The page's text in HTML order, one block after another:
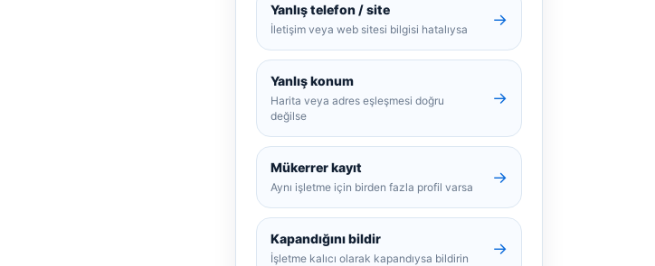
Yanlış telefon / site
İletişim veya web sitesi bilgisi hatalıysa
→
Yanlış konum
Harita veya adres eşleşmesi doğru
değilse
→
Mükerrer kayıt
Aynı işletme için birden fazla profil varsa
→
Kapandığını bildir
İşletme kalıcı olarak kapandıysa bildirin
→